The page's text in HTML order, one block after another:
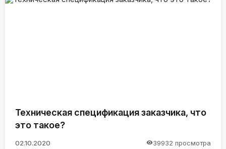
Техническая спецификация заказчика, что
это такое?
02.10.2020 39932 просмотра